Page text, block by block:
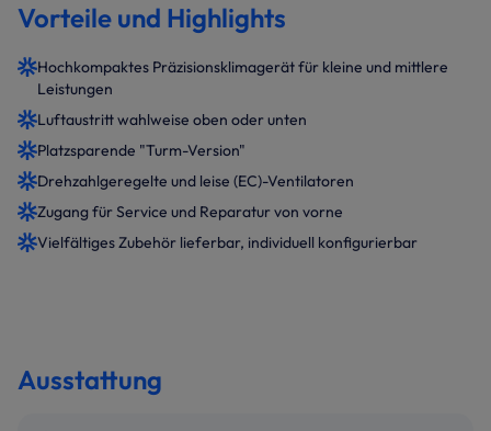
Vorteile und Highlights
Hochkompaktes Präzisionsklimagerät für kleine und mittlere
Leistungen
Luftaustritt wahlweise oben oder unten
Platzsparende "Turm-Version"
Drehzahlgeregelte und leise (EC)-Ventilatoren
Zugang für Service und Reparatur von vorne
Vielfältiges Zubehör lieferbar, individuell konfigurierbar
Ausstattung